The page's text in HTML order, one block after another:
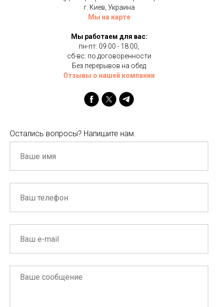
г. Киев, Украина
Мы на карте
Мы работаем для вас:
пн-пт: 09:00 - 18:00,
сб-вс: по договоренности
Без перерывов на обед
Отзывы о нашей компании
Остались вопросы? Напишите нам.